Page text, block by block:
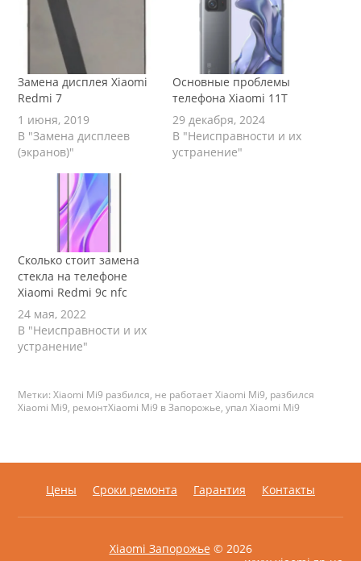
Замена дисплея Xiaomi
Redmi 7
1 июня, 2019
В "Замена дисплеев
(экранов)"
Основные проблемы
телефона Xiaomi 11T
29 декабря, 2024
В "Неисправности и их
устранение"
Сколько стоит замена
стекла на телефоне
Xiaomi Redmi 9c nfc
24 мая, 2022
В "Неисправности и их
устранение"
Метки:Xiaomi Mi9 разбился, не работает Xiaomi Mi9, разбился
Xiaomi Mi9, ремонтXiaomi Mi9 в Запорожье,упал Xiaomi Mi9
Цены Сроки ремонта Гарантия Контакты
Xiaomi Запорожье © 2026